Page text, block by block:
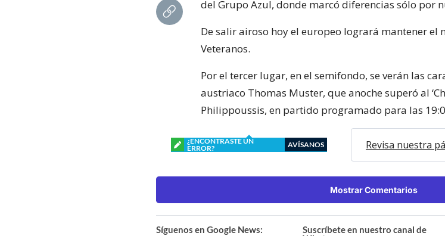
del Grupo Azul, donde marcó diferencias sólo por
De salir airoso hoy el europeo logrará mantener el
Veteranos.
Por el tercer lugar, en el semifondo, se verán las
austriaco Thomas Muster, que anoche superó al
Philippoussis, en partido programado para las
¿ENCONTRASTE UN
ERROR?
AVÍSANOS Revisa nuestra
Mostrar Comentarios
Síguenos en Google News:
Suscríbete en nuestro canal de